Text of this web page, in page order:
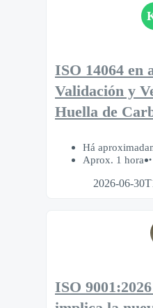
ISO 14064 en
Validación y
Huella de
Há
Aprox. 1 hora
2026-06-
ISO